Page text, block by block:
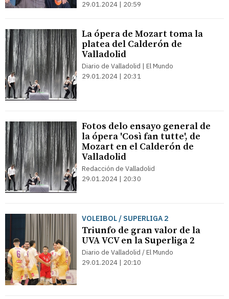
29.01.2024 | 20:59
La ópera de Mozart toma la
platea del Calderón de
Valladolid
Diario de Valladolid | El Mundo
29.01.2024 | 20:31
Fotos delo ensayo general de
la ópera 'Così fan tutte', de
Mozart en el Calderón de
Valladolid
Redacción de Valladolid
29.01.2024 | 20:30
VOLEIBOL / SUPERLIGA 2
Triunfo de gran valor de la
UVA VCV en la Superliga 2
Diario de Valladolid / El Mundo
29.01.2024 | 20:10